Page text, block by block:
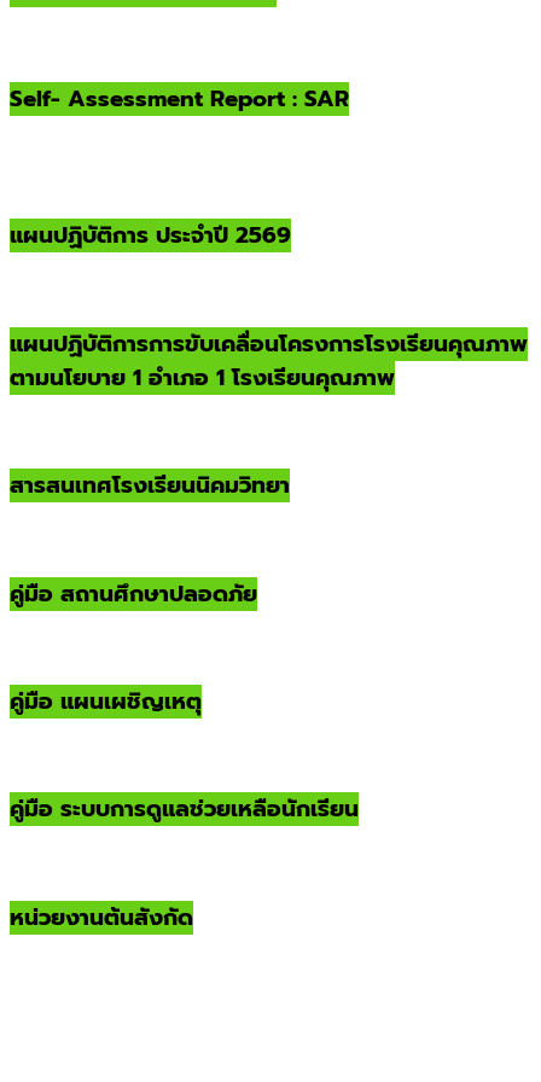
Self- Assessment Report : SAR
แผนปฏิบัติการ ประจำปี 2569
แผนปฏิบัติการการขับเคลื่อนโครงการโรงเรียนคุณภาพ
ตามนโยบาย 1 อำเภอ 1 โรงเรียนคุณภาพ
สารสนเทศโรงเรียนนิคมวิทยา
คู่มือ สถานศึกษาปลอดภัย
คู่มือ แผนเผชิญเหตุ
คู่มือ ระบบการดูแลช่วยเหลือนักเรียน
หน่วยงานต้นสังกัด